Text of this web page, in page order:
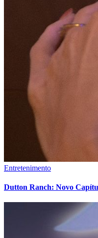
Entretenimento
Dutton Ranch: Novo